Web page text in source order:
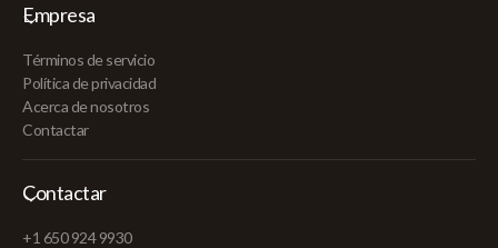
Empresa
Términos de servicio
Política de privacidad
Acerca de nosotros
Contactar
Contactar
+1 650 924 9930